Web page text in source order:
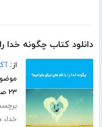
دانلود کتاب چگونه خدا
از:
۲۳ صفحه
خدا،